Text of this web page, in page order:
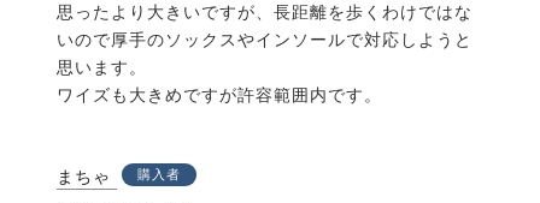
思ったより大きいですが、長距離を歩くわけではな
いので厚手のソックスやインソールで対応しようと
思います。
ワイズも大きめですが許容範囲内です。
まちゃ 購入者